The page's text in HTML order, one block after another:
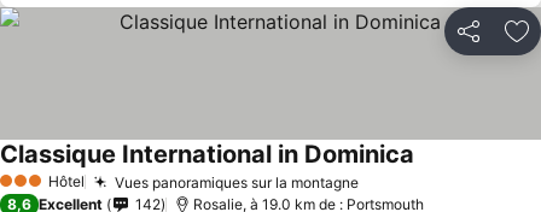
Partager
3 ÉtoilesHôtel Vues panoramiques sur la montagneConsulter les prix
Classique International in Dominica
8,6 Excellent 142 Rosalie, à 19.0 km de : Portsmouth